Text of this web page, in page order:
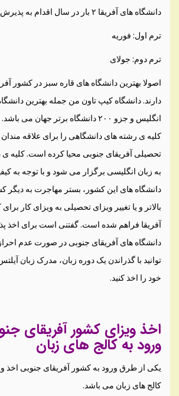
دانشگاه های آفریقا ۲ بار در سال اقدام به پذیرش دانشجو می کنند.
ترم اول: فوریه
ترم دوم: جولای
اصولا بهترین دانشگاه های قاره سبز در کشور
دارند. دانشگاه کیپ تاون من جمله بهترین
انگلیس و جزو ۲۰۰ دانشگاه برتر جهان می
کلیه ی رشته های دانشگاهی را برای علاقه
تحصیلی آفریقای جنوبی محیا کرده است. کلیه
به زبان انگلیسی برگزار می شود و با توجه به
دانشگاه های این کشور، بستر مهاجرت به دیگر
بالاتر و یا تغییر ویزای تحصیلی به ویزای کار
آفریقا فراهم شده است. گفتنی است برای اخذ
دانشگاه های آفریقای جنوبی در صورت عدم
توانید با گذراندن یک دوره زبان، مدرک زبان
خود را اخذ کنید.
اخذ ویزای کشور آفریقای
ورود به کالج های زبان
یکی از طرق ورود به کشور آفریقای جنوبی اخذ
کالج های زبان می باشد.